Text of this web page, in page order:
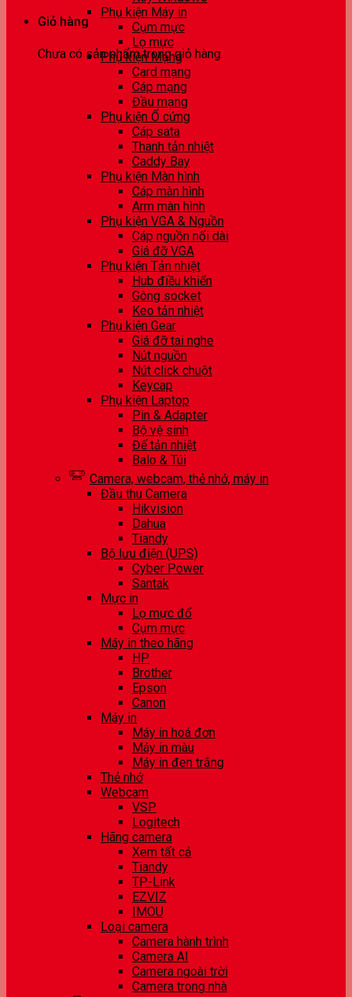
Giỏ hàng
Chưa có sản phẩm trong giỏ hàng.
Phụ kiện Máy in
Cụm mực
Lọ mực
Phụ kiện Mạng
Card mạng
Cáp mạng
Đầu mạng
Phụ kiện Ổ cứng
Cáp sata
Thanh tản nhiệt
Caddy Bay
Phụ kiện Màn hình
Cáp màn hình
Arm màn hình
Phụ kiện VGA & Nguồn
Cáp nguồn nối dài
Giá đỡ VGA
Phụ kiện Tản nhiệt
Hub điều khiển
Gông socket
Keo tản nhiệt
Phụ kiện Gear
Giá đỡ tai nghe
Nút nguồn
Nút click chuột
Keycap
Phụ kiện Laptop
Pin & Adapter
Bộ vệ sinh
Đế tản nhiệt
Balo & Túi
Camera, webcam, thẻ nhớ, máy in
Đầu thu Camera
Hikvision
Dahua
Tiandy
Bộ lưu điện (UPS)
Cyber Power
Santak
Mực in
Lọ mực đổ
Cụm mực
Máy in theo hãng
HP
Brother
Epson
Canon
Máy in
Máy in hoá đơn
Máy in màu
Máy in đen trắng
Thẻ nhớ
Webcam
VSP
Logitech
Hãng camera
Xem tất cả
Tiandy
TP-Link
EZVIZ
IMOU
Loại camera
Camera hành trình
Camera AI
Camera ngoài trời
Camera trong nhà